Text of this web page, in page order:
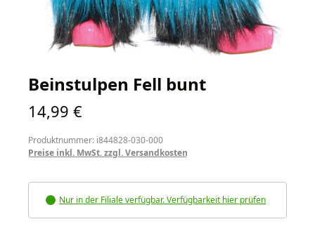
Beinstulpen Fell bunt
Regulärer Preis:
14,99 €
Produktnummer: i844828-030-000
Preise inkl. MwSt. zzgl. Versandkosten
Nur in der Filiale verfügbar. Verfügbarkeit hier prüfen